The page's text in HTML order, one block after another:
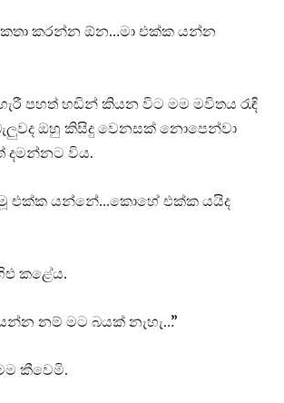
කතා කරන්න ඕන…මා එක්ක යන්න
පහත් හඬින් කියන විට මම මවිතය රැඳි
ඔහු කිසිදු වෙනසක් නොපෙන්වා
දමන්නට විය.
එක්ක යන්නේ…කොහේ එක්ක යයිද
කළේය.
නම් මට බයක් නැහැ…”
කීවෙමි.